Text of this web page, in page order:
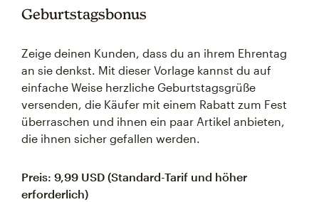
Geburtstagsbonus
Zeige deinen Kunden, dass du an ihrem Ehrentag
an sie denkst. Mit dieser Vorlage kannst du auf
einfache Weise herzliche Geburtstagsgrüße
versenden, die Käufer mit einem Rabatt zum Fest
überraschen und ihnen ein paar Artikel anbieten,
die ihnen sicher gefallen werden.
Preis: 9,99 USD (Standard-Tarif und höher
erforderlich)